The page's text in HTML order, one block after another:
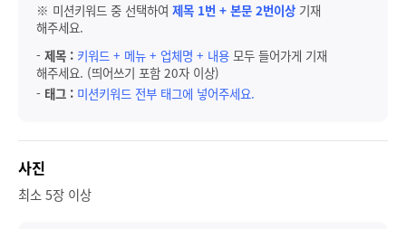
※ 미션키워드 중 선택하여 제목 1번 + 본문 2번이상 기재
해주세요.
- 제목 : 키워드 + 메뉴 + 업체명 + 내용 모두 들어가게 기재
해주세요. (띄어쓰기 포함 20자 이상)
- 태그 : 미션키워드 전부 태그에 넣어주세요.
사진
최소 5장 이상